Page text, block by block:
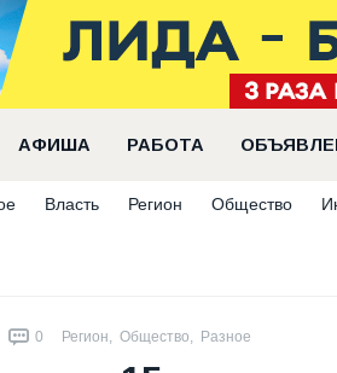
АФИША РАБОТА
Власть Регион Общество
0 Регион, Общество, Разное